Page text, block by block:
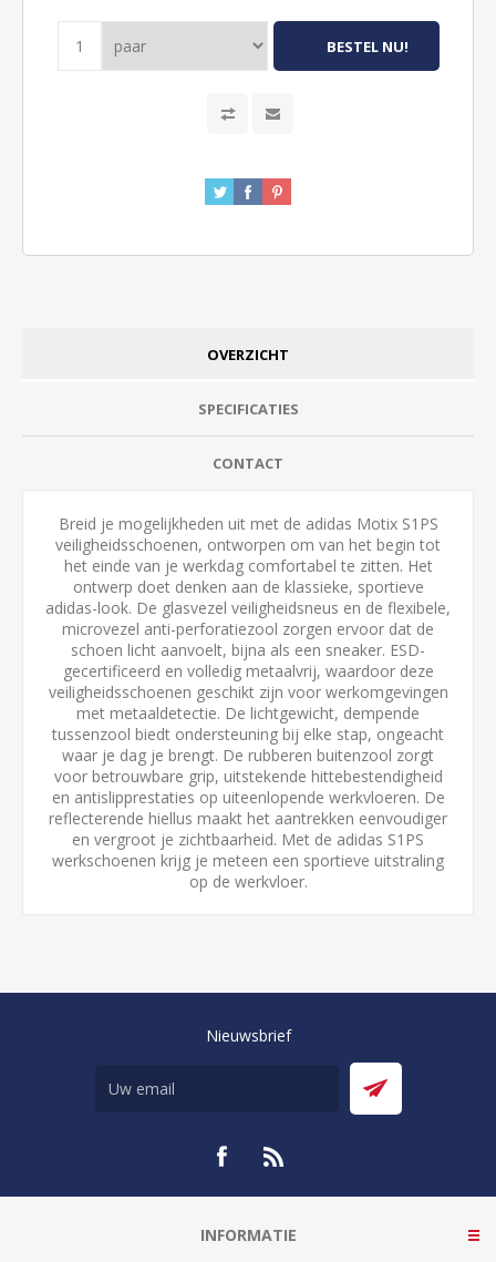
OVERZICHT
SPECIFICATIES
CONTACT
Breid je mogelijkheden uit met de adidas Motix S1PS
veiligheidsschoenen, ontworpen om van het begin tot
het einde van je werkdag comfortabel te zitten. Het
ontwerp doet denken aan de klassieke, sportieve
adidas-look. De glasvezel veiligheidsneus en de flexibele,
microvezel anti-perforatiezool zorgen ervoor dat de
schoen licht aanvoelt, bijna als een sneaker. ESD-
gecertificeerd en volledig metaalvrij, waardoor deze
veiligheidsschoenen geschikt zijn voor werkomgevingen
met metaaldetectie. De lichtgewicht, dempende
tussenzool biedt ondersteuning bij elke stap, ongeacht
waar je dag je brengt. De rubberen buitenzool zorgt
voor betrouwbare grip, uitstekende hittebestendigheid
en antislipprestaties op uiteenlopende werkvloeren. De
reflecterende hiellus maakt het aantrekken eenvoudiger
en vergroot je zichtbaarheid. Met de adidas S1PS
werkschoenen krijg je meteen een sportieve uitstraling
op de werkvloer.
Nieuwsbrief
INFORMATIE